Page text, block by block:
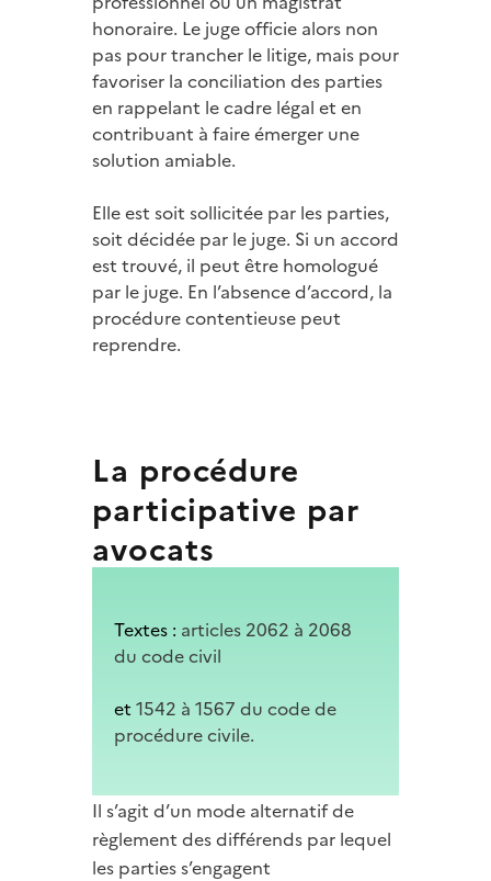
honoraire. Le juge officie alors non
pas pour trancher le litige, mais pour
favoriser la conciliation des parties
en rappelant le cadre légal et en
contribuant à faire émerger une
solution amiable.
Elle est soit sollicitée par les parties,
soit décidée par le juge. Si un accord
est trouvé, il peut être homologué
par le juge. En l’absence d’accord, la
procédure contentieuse peut
reprendre.
La procédure
participative par
avocats
Textes : articles 2062 à 2068
du code civil
et 1542 à 1567 du code de
procédure civile.
Il s’agit d’un mode alternatif de
règlement des différends par lequel
les parties s’engagent